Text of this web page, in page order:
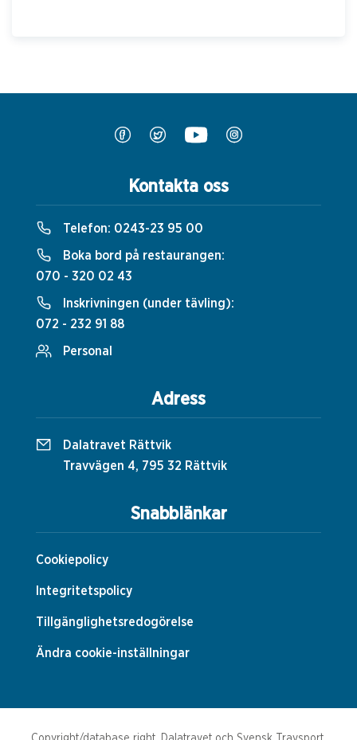
Snabblänkar
Cookiepolicy
Integritetspolicy
Tillgänglighetsredogörelse
Ändra cookie-inställningar
Kontakta oss
Telefon: 0243-23 95 00
Boka bord på restaurangen:
070 - 320 02 43
Inskrivningen (under tävling):
072 - 232 91 88
Personal
Adress
Dalatravet Rättvik
Travvägen 4, 795 32 Rättvik